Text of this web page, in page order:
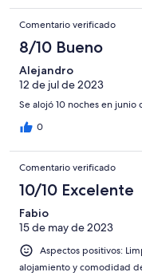
Comentario verificado
8/10 Bueno
Alejandro
12 de jul de 2023
Se alojó 10 noches en junio
0
Comentario verificado
10/10 Excelente
Fabio
15 de may de 2023
Aspectos positivos:
alojamiento y comodidad